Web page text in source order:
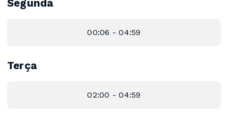
Segunda
00:06 - 04:59
Terça
02:00 - 04:59